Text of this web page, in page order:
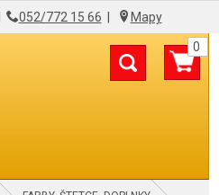
052/772 15 66 Mapy
0